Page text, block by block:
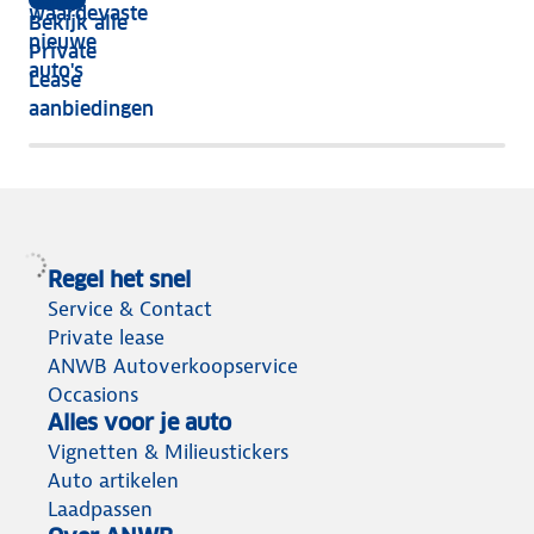
Bekijk alle
Private
Lease
aanbiedingen
jaar
nog
het
meeste
waardevaste
nieuwe
auto's
Regel het snel
Service & Contact
Private lease
ANWB Autoverkoopservice
Occasions
Alles voor je auto
Vignetten & Milieustickers
Auto artikelen
Laadpassen